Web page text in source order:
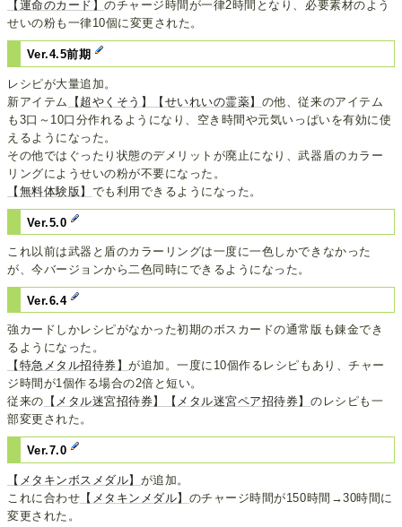
【運命のカード】のチャージ時間が一律2時間となり、必要素材のよう
せいの粉も一律10個に変更された。
Ver.4.5前期
レシピが大量追加。
新アイテム
【超やくそう】 【せいれいの霊薬】 の他、従来のアイテム
も3口～10口分作れるようになり、空き時間や元気いっぱいを有効に使
えるようになった。
その他ではぐったり状態のデメリットが廃止になり、武器盾のカラー
リングにようせいの粉が不要になった。
【無料体験版】 でも利用できるようになった。
Ver.5.0
これ以前は武器と盾のカラーリングは一度に一色しかできなかった
が、今バージョンから二色同時にできるようになった。
Ver.6.4
強カードしかレシピがなかった初期のボスカードの通常版も錬金でき
るようになった。
【特急メタル招待券】が追加。一度に10個作るレシピもあり、チャー
ジ時間が1個作る場合の2倍と短い。
従来の 【メタル迷宮招待券】 【メタル迷宮ペア招待券】のレシピも一
部変更された。
Ver.7.0
【メタキンボスメダル】 が追加。
これに合わせ 【メタキンメダル】 のチャージ時間が150時間→30時間に
変更された。